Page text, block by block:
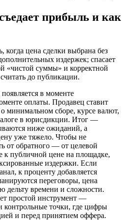
прибыль и как
когда цена сделки выбрана без
издержек; спасает
«чистой суммы» и корректной
до публикации.
в моменте
оплаты. Продавец ставит
минимальном сборе, курсе валют,
в юрисдикции. Итог —
ниже ожиданий, а
уже тяжело. Чтобы не
от обратного — от целевой
к публичной цене на площадке,
издержки. Если
к проценту добавляется
переговоры, цена
дельту времени и сложности.
простой инструмент —
контрольные точки, где цифры
и перед принятием оффера.